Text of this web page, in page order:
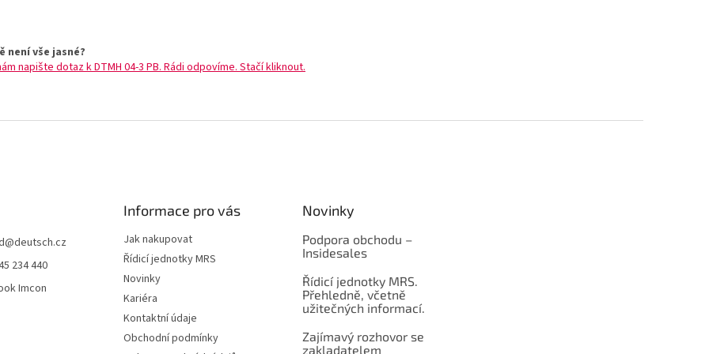
není vše jasné?
napište dotaz k DTMH 04-3 PB. Rádi odpovíme. Stačí kliknout.
@deutsch.cz
234 440
Imcon
Informace pro vás
Jak nakupovat
Řídicí jednotky MRS
Novinky
Kariéra
Kontaktní údaje
Obchodní podmínky
Novinky
Podpora obchodu –
Insidesales
Řídicí jednotky MRS.
Přehledně, včetně
užitečných informací.
Zajímavý rozhovor se
zakladatelem